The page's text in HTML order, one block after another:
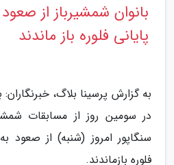
پایانی فلوره باز ماندند
به گزارش پرسینا بلاگ،
در سومین روز از مسابقات
سنگاپور امروز (شنبه) از صعود
فلوره بازماندند.